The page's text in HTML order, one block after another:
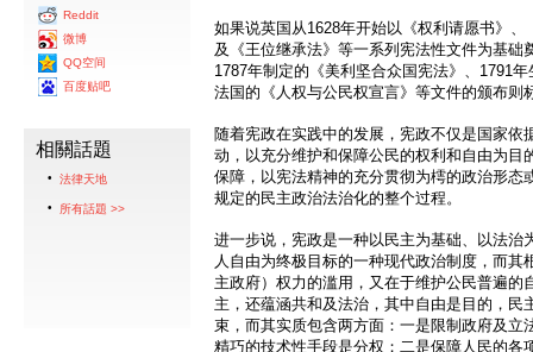
Reddit
微博
QQ空间
百度贴吧
相關話題
法律天地
所有話題 >>
如果说英国从1628年开始以《权利请愿书》
及《王位继承法》等一系列宪法性文件为基础
1787年制定的《美利坚合众国宪法》、1791
法国的《人权与公民权宣言》等文件的颁布则
随着宪政在实践中的发展，宪政不仅是国家依
动，以充分维护和保障公民的权利和自由为目
保障，以宪法精神的充分贯彻为樗的政治形态
规定的民主政治法治化的整个过程。
进一步说，宪政是一种以民主为基础、以法治
人自由为终极目标的一种现代政治制度，而其
主政府）权力的滥用，又在于维护公民普遍的
主，还蕴涵共和及法治，其中自由是目的，民
束，而其实质包含两方面：一是限制政府及立
精巧的技术性手段是分权；二是保障人民的各